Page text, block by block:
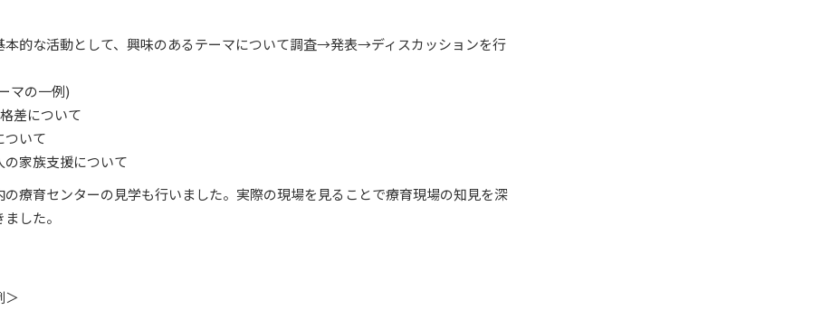
本的な活動として、興味のあるテーマについて調査→発表→ディスカッションを行
マの一例)
差について
ついて
の家族支援について
の療育センターの見学も行いました。実際の現場を見ることで療育現場の知見を深
した。
＞